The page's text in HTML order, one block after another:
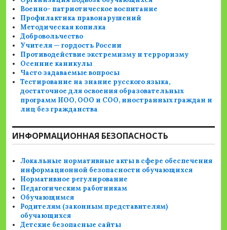
Военно- патриотическое воспитание
Профилактика правонарушений
Методическая копилка
Добровольчество
Учителя — гордость России
Противодействие экстремизму и терроризму
Осенние каникулы
Часто задаваемые вопросы
Тестирование на знание русского языка,
достаточное для освоения образовательных
программ НОО, ООО и СОО, иностранных граждан и
лиц без гражданства
ИНФОРМАЦИОННАЯ БЕЗОПАСНОСТЬ
Локальные нормативные акты в сфере обеспечения
информационной безопасности обучающихся
Нормативное регулирование
Педагогическим работникам
Обучающимся
Родителям (законным представителям)
обучающихся
Детские безопасные сайты